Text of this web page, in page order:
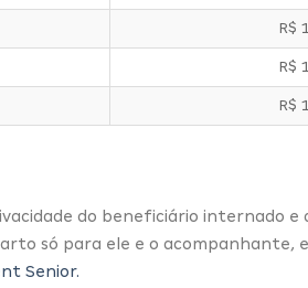
R$
R$
R$
do beneficiário internado e
só para ele e o acompanhante,
Senior.